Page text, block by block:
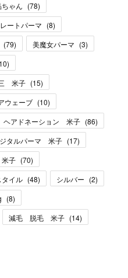
ゃん (78)
ートパーマ (8)
(79) 美魔女パーマ (3)
10)
米子 (15)
ウェーブ (10)
ヘアドネーション 米子 (86)
タルパーマ 米子 (17)
子 (70)
イル (48) シルバー (2)
(8)
減毛 脱毛 米子 (14)